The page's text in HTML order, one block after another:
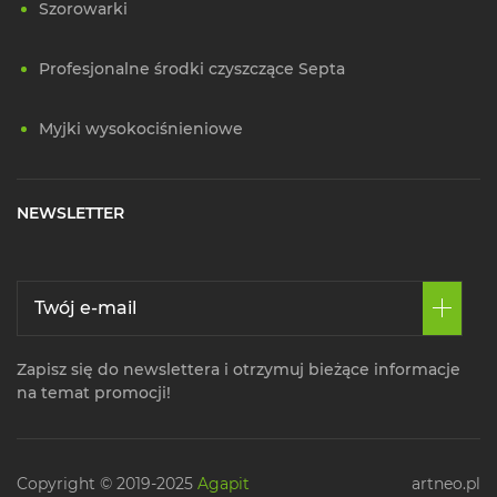
Szorowarki
Profesjonalne środki czyszczące Septa
Myjki wysokociśnieniowe
NEWSLETTER
Zapisz się do newslettera i otrzymuj bieżące informacje
na temat promocji!
Copyright © 2019-2025 Agapit
artneo.pl